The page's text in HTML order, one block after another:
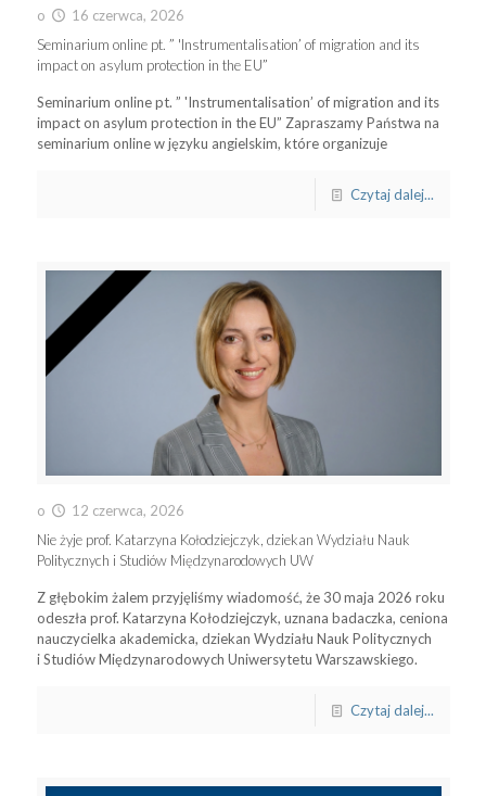
o
16 czerwca, 2026
Seminarium online pt. ” 'Instrumentalisation’ of migration and its
impact on asylum protection in the EU”
Seminarium online pt. ” 'Instrumentalisation’ of migration and its
impact on asylum protection in the EU” Zapraszamy Państwa na
seminarium online w języku angielskim, które organizuje
Czytaj dalej...
o
12 czerwca, 2026
Nie żyje prof. Katarzyna Kołodziejczyk, dziekan Wydziału Nauk
Politycznych i Studiów Międzynarodowych UW
Z głębokim żalem przyjęliśmy wiadomość, że 30 maja 2026 roku
odeszła prof. Katarzyna Kołodziejczyk, uznana badaczka, ceniona
nauczycielka akademicka, dziekan Wydziału Nauk Politycznych
i Studiów Międzynarodowych Uniwersytetu Warszawskiego.
Czytaj dalej...